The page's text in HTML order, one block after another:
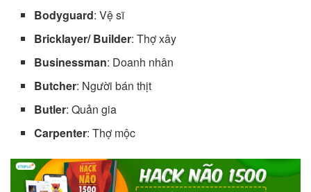
Bodyguard: Vệ sĩ
Bricklayer/ Builder: Thợ xây
Businessman: Doanh nhân
Butcher: Người bán thịt
Butler: Quản gia
Carpenter: Thợ mộc